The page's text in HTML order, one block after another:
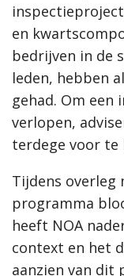
en
bedrijven in de
leden, hebben
gehad. Om een
verlopen,
terdege voor te
Tijdens overleg
programma
heeft NOA
context en het
aanzien van dit